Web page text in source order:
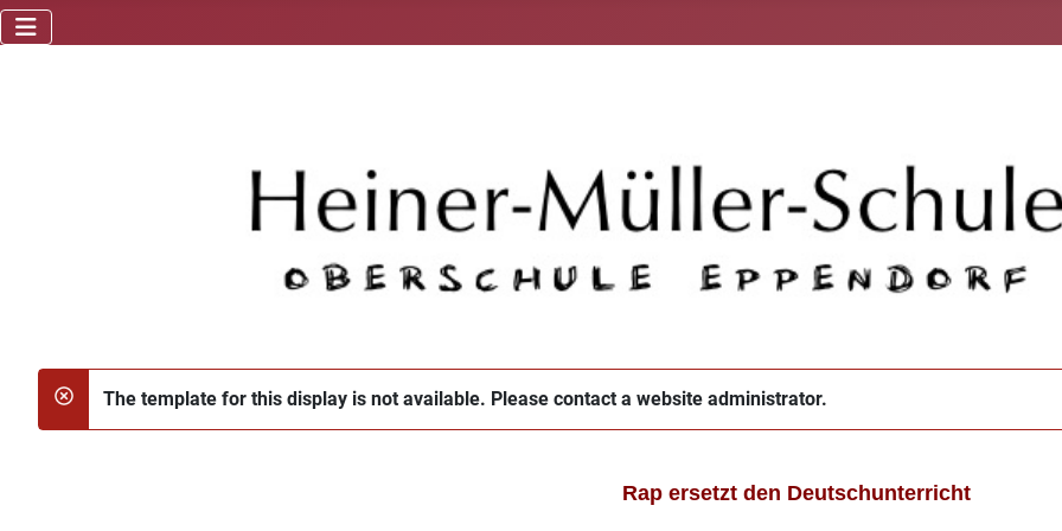
danger
The template for this display is not available. Please contact a website administrator.
Rap ersetzt den Deutschunterricht